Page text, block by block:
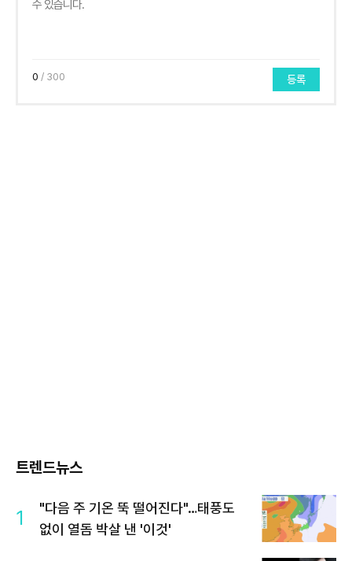
0 / 300 등록
트렌드뉴스
1
"다음 주 기온 뚝 떨어진다"…태풍도
없이 열돔 박살 낸 '이것'